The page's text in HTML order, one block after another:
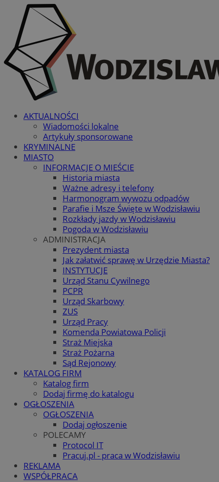
AKTUALNOŚCI
Wiadomości lokalne
Artykuły sponsorowane
KRYMINALNE
MIASTO
INFORMACJE O MIEŚCIE
Historia miasta
Ważne adresy i telefony
Harmonogram wywozu odpadów
Parafie i Msze Święte w Wodzisławiu
Rozkłady jazdy w Wodzisławiu
Pogoda w Wodzisławiu
ADMINISTRACJA
Prezydent miasta
Jak załatwić sprawę w Urzędzie Miasta?
INSTYTUCJE
Urząd Stanu Cywilnego
PCPR
Urząd Skarbowy
ZUS
Urząd Pracy
Komenda Powiatowa Policji
Straż Miejska
Straż Pożarna
Sąd Rejonowy
KATALOG FIRM
Katalog firm
Dodaj firmę do katalogu
OGŁOSZENIA
OGŁOSZENIA
Dodaj ogłoszenie
POLECAMY
Protocol IT
Pracuj.pl - praca w Wodzisławiu
REKLAMA
WSPÓŁPRACA